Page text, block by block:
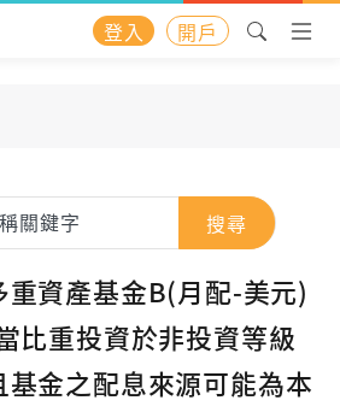
登入 開戶
搜尋
資產基金B(月配-美元)
比重投資於非投資等級
金之配息來源可能為本